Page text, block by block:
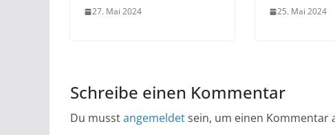
27. Mai 2024 25. Mai 2024
Schreibe einen Kommentar
Du musstangemeldetsein, um einen Kommentar